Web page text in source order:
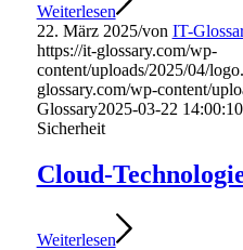
Weiterlesen
22. März 2025/von IT-
https://it-glossary.com/wp-
content/uploads/2025/04/
glossary.com/wp-content/
Glossary2025-03-22 14:00:10
Sicherheit
Cloud-
Weiterlesen